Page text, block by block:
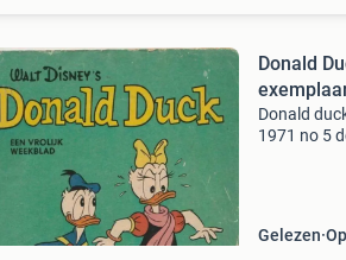
Donald
Donald
1971 no 5
Gelezen